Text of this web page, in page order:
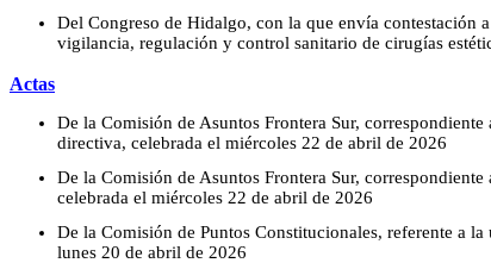
Del Congreso de Hidalgo, con la que envía contestación
vigilancia, regulación y control sanitario de cirugías
Actas
De la Comisión de Asuntos Frontera Sur,
directiva, celebrada el miércoles 22 de abril de 2026
De la Comisión de Asuntos Frontera Sur,
celebrada el miércoles 22 de abril de 2026
De la Comisión de Puntos Constitucionales, referente a
lunes 20 de abril de 2026